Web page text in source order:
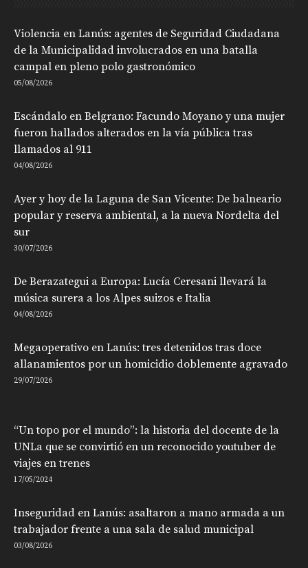
Violencia en Lanús: agentes de Seguridad Ciudadana
de la Municipalidad involucrados en una batalla
campal en pleno polo gastronómico
05/08/2026
Escándalo en Belgrano: Facundo Moyano y una mujer
fueron hallados alterados en la vía pública tras
llamados al 911
04/08/2026
Ayer y hoy de la Laguna de San Vicente: De balneario
popular y reserva ambiental, a la nueva Nordelta del
sur
30/07/2026
De Berazategui a Europa: Lucía Ceresani llevará la
música surera a los Alpes suizos e Italia
04/08/2026
Megaoperativo en Lanús: tres detenidos tras doce
allanamientos por un homicidio doblemente agravado
29/07/2026
“Un topo por el mundo”: la historia del docente de la
UNLa que se convirtió en un reconocido youtuber de
viajes en trenes
17/05/2024
Inseguridad en Lanús: asaltaron a mano armada a un
trabajador frente a una sala de salud municipal
03/08/2026